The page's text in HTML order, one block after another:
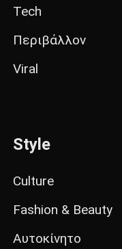
Tech
Περιβάλλον
Viral
Style
Culture
Fashion & Beauty
Αυτοκίνητο